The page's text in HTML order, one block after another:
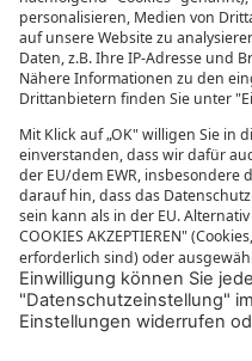
MEHR VON
Mediathek
sonnenklar.TV
sonnenklar.TV Programm
sonnenklar.TV App
sonnenklar.TV News
Reiselexikon
Informationen zur